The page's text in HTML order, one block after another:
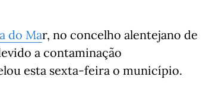
do Mar, no concelho alentejano de
a contaminação
esta sexta-feira o município.